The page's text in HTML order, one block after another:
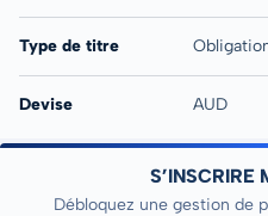
Type de titre
Devise AUD
S’INSCRIRE
Débloquez une gestion de